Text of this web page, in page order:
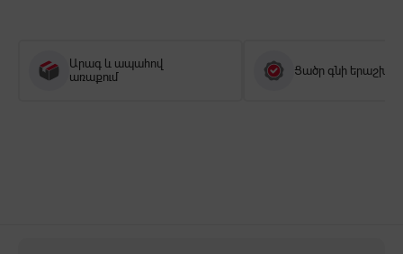
Արագ և ապահով
առաքում
Ցածր գնի երաշխիք